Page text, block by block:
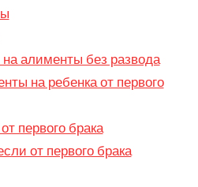
алименты без развода
на ребенка от первого
первого брака
от первого брака